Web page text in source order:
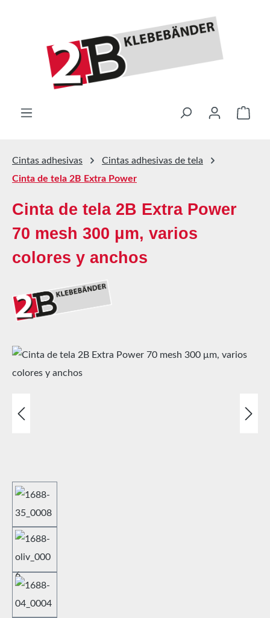
El
Cintas adhesivas
Cintas adhesivas de tela
Cinta de tela 2B Extra Power
Cinta de tela 2B Extra Power
70 mesh 300 μm, varios
colores y anchos
Omitir galería de imágenes